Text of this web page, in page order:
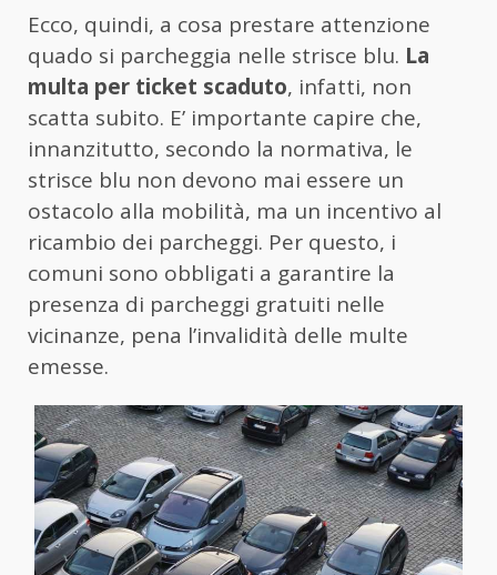
Ecco, quindi, a cosa prestare attenzione
quado si parcheggia nelle strisce blu. La
multa per ticket scaduto, infatti, non
scatta subito. E’ importante capire che,
innanzitutto, secondo la normativa, le
strisce blu non devono mai essere un
ostacolo alla mobilità, ma un incentivo al
ricambio dei parcheggi. Per questo, i
comuni sono obbligati a garantire la
presenza di parcheggi gratuiti nelle
vicinanze, pena l’invalidità delle multe
emesse.